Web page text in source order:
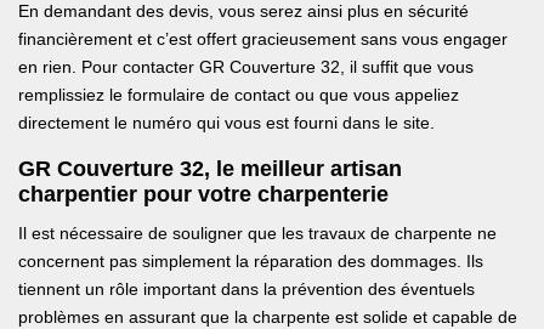
En demandant des devis, vous serez ainsi plus en sécurité
financièrement et c’est offert gracieusement sans vous engager
en rien. Pour contacter GR Couverture 32, il suffit que vous
remplissiez le formulaire de contact ou que vous appeliez
directement le numéro qui vous est fourni dans le site.
GR Couverture 32, le meilleur artisan
charpentier pour votre charpenterie
Il est nécessaire de souligner que les travaux de charpente ne
concernent pas simplement la réparation des dommages. Ils
tiennent un rôle important dans la prévention des éventuels
problèmes en assurant que la charpente est solide et capable de